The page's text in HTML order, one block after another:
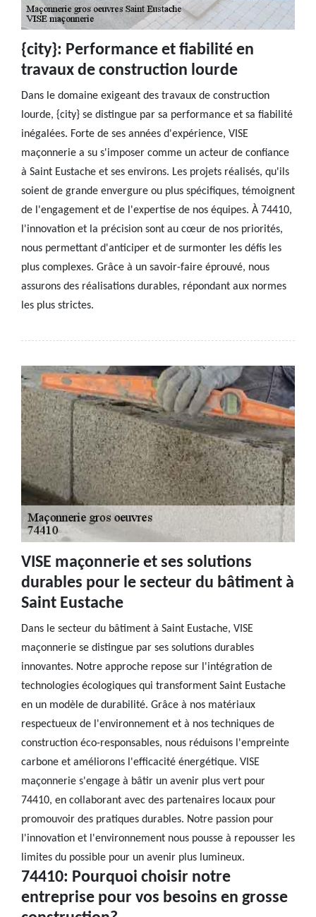
{city}: Performance et fiabilité en
travaux de construction lourde
Dans le domaine exigeant des travaux de construction
lourde, {city} se distingue par sa performance et sa fiabilité
inégalées. Forte de ses années d'expérience, VISE
maçonnerie a su s'imposer comme un acteur de confiance
à Saint Eustache et ses environs. Les projets réalisés, qu'ils
soient de grande envergure ou plus spécifiques, témoignent
de l'engagement et de l'expertise de nos équipes. À 74410,
l'innovation et la précision sont au cœur de nos priorités,
nous permettant d'anticiper et de surmonter les défis les
plus complexes. Grâce à un savoir-faire éprouvé, nous
assurons des réalisations durables, répondant aux normes
les plus strictes.
VISE maçonnerie et ses solutions
durables pour le secteur du bâtiment à
Saint Eustache
Dans le secteur du bâtiment à Saint Eustache, VISE
maçonnerie se distingue par ses solutions durables
innovantes. Notre approche repose sur l'intégration de
technologies écologiques qui transforment Saint Eustache
en un modèle de durabilité. Grâce à nos matériaux
respectueux de l'environnement et à nos techniques de
construction éco-responsables, nous réduisons l'empreinte
carbone et améliorons l'efficacité énergétique. VISE
maçonnerie s'engage à bâtir un avenir plus vert pour
74410, en collaborant avec des partenaires locaux pour
promouvoir des pratiques durables. Notre passion pour
l'innovation et l'environnement nous pousse à repousser les
limites du possible pour un avenir plus lumineux.
74410: Pourquoi choisir notre
entreprise pour vos besoins en grosse